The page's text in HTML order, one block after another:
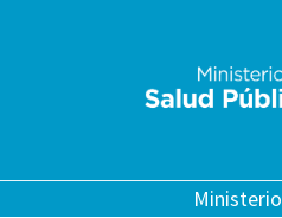
Ministerio